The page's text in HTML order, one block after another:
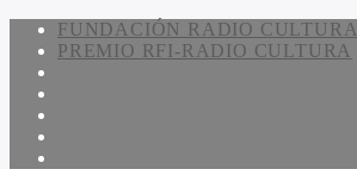
FUNDACIÓN RADIO CULTURA
PREMIO RFI-RADIO CULTURA